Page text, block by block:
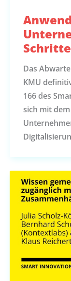
Das
KMU
166 des
sich mit